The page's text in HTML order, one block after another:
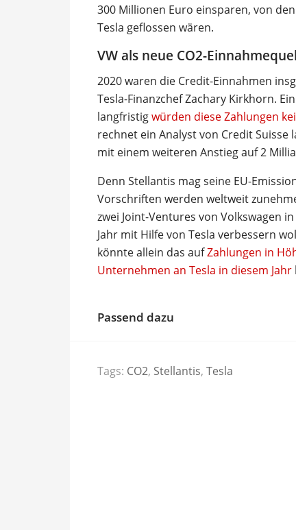
300 Millionen Euro einsparen, von
Tesla geflossen wären.
VW als neue CO2-
2020 waren die Credit-Einnahmen
Tesla-Finanzchef Zachary Kirkhorn.
langfristigwürden diese Zahlungen
rechnet ein Analyst von Credit
mit einem weiteren Anstieg auf 2
Denn Stellantis mag seine EU-
Vorschriften werden weltweit
zwei Joint-Ventures von Volkswagen
Jahr mit Hilfe von Tesla verbessern
könnte allein das aufZahlungen in
Unternehmen an Tesla in diesem Jahr
Passend dazu
Tags: CO2, Stellantis, Tesla